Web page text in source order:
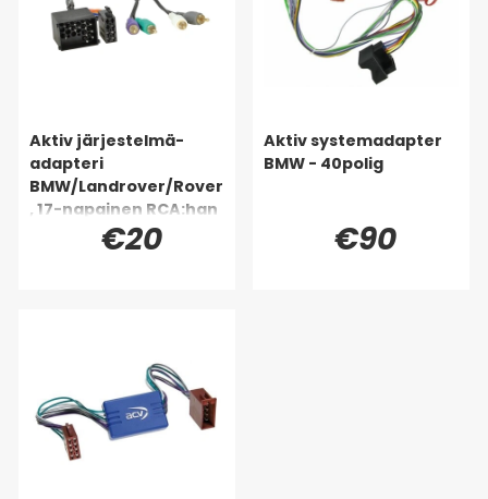
Aktiv järjestelmä-
adapteri
BMW/Landrover/Rover
, 17-napainen RCA:han
€20
Aktiv systemadapter
BMW - 40polig
€90